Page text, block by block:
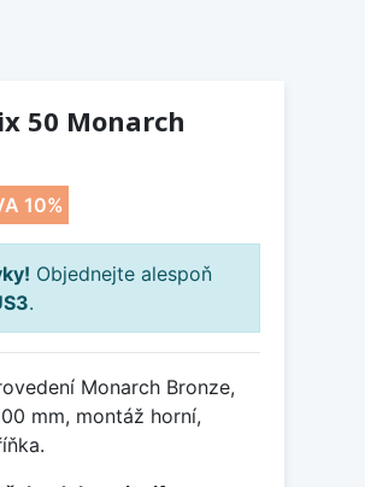
50 Monarch
10%
Objednejte alespoň
.
Monarch Bronze,
mm, montáž horní,